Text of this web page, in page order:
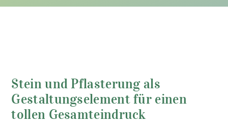
Stein und Pflasterung als
Gestaltungselement für einen
tollen Gesamteindruck